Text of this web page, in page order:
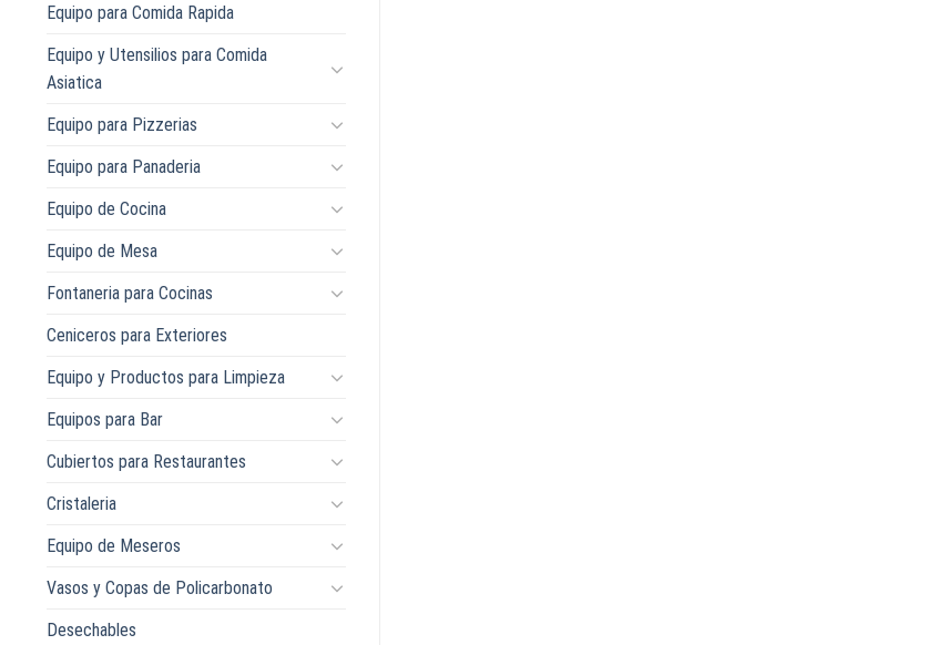
Equipo para Comida Rapida
Equipo y Utensilios para Comida
Asiatica
Equipo para Pizzerias
Equipo para Panaderia
Equipo de Cocina
Equipo de Mesa
Fontaneria para Cocinas
Ceniceros para Exteriores
Equipo y Productos para Limpieza
Equipos para Bar
Cubiertos para Restaurantes
Cristaleria
Equipo de Meseros
Vasos y Copas de Policarbonato
Desechables